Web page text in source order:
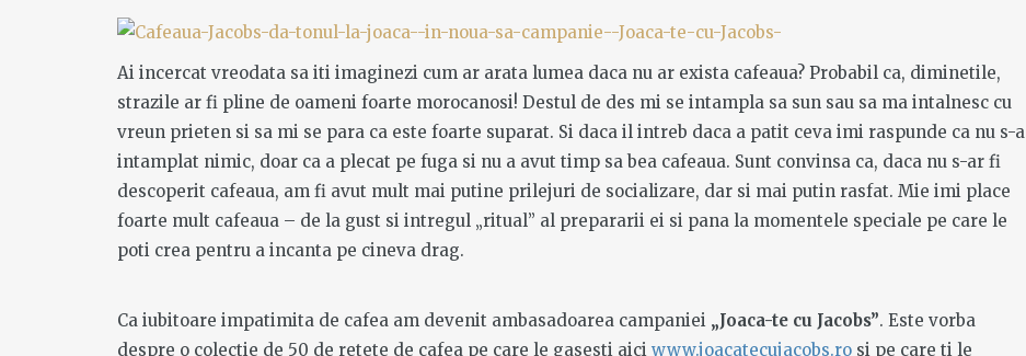
Ai incercat vreodata sa iti imaginezi cum ar arata lumea daca nu ar exista cafeaua? Probabil ca, diminetile,
strazile ar fi pline de oameni foarte morocanosi! Destul de des mi se intampla sa sun sau sa ma intalnesc cu
vreun prieten si sa mi se para ca este foarte suparat. Si daca il intreb daca a patit ceva imi raspunde ca nu s-a
intamplat nimic, doar ca a plecat pe fuga si nu a avut timp sa bea cafeaua. Sunt convinsa ca, daca nu s-ar fi
descoperit cafeaua, am fi avut mult mai putine prilejuri de socializare, dar si mai putin rasfat. Mie imi place
foarte mult cafeaua – de la gust si intregul „ritual” al prepararii ei si pana la momentele speciale pe care le
poti crea pentru a incanta pe cineva drag.
Ca iubitoare impatimita de cafea am devenit ambasadoarea campaniei „Joaca-te cu Jacobs”. Este vorba
despre o colectie de 50 de retete de cafea pe care le gasesti aici www.joacatecujacobs.ro si pe care ti le